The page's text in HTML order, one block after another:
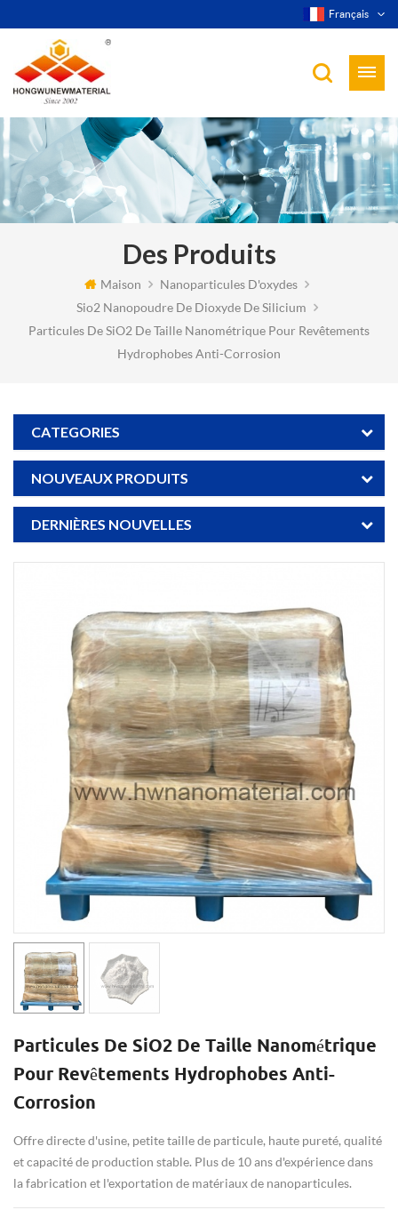
Français
Des Produits
Maison
Nanoparticules D'oxydes
Sio2 Nanopoudre De Dioxyde De Silicium
Particules De SiO2 De Taille Nanométrique Pour Revêtements
Hydrophobes Anti-Corrosion
CATEGORIES
NOUVEAUX PRODUITS
DERNIÈRES NOUVELLES
Particules De SiO2 De Taille Nanométrique
Pour Revêtements Hydrophobes Anti-
Corrosion
Offre directe d'usine, petite taille de particule, haute pureté, qualité
et capacité de production stable. Plus de 10 ans d'expérience dans
la fabrication et l'exportation de matériaux de nanoparticules.